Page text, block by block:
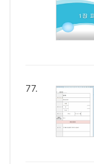
77.